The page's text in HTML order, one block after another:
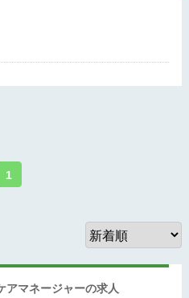
1
アマネージャーの求人